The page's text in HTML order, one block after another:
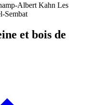
Albert Kahn Les
Sembat
et bois de